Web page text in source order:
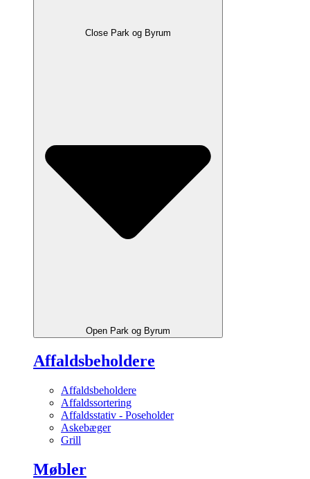
Close Park og Byrum
Open Park og Byrum
Affaldsbeholdere
Affaldsbeholdere
Affaldssortering
Affaldsstativ - Poseholder
Askebæger
Grill
Møbler